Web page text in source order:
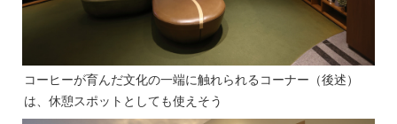
コーヒーが育んだ文化の一端に触れられるコーナー（後述）
は、休憩スポットとしても使えそう